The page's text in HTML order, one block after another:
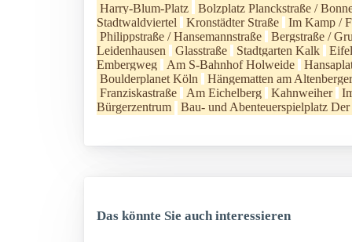
Harry-Blum-Platz
Bolzplatz Planckstraße /
Stadtwaldviertel
Kronstädter Straße
Im Kamp /
Philippstraße / Hansemannstraße
Bergstraße /
Leidenhausen
Glasstraße Stadtgarten Kalk
Embergweg
Am S-Bahnhof Holweide
Boulderplanet Köln
Hängematten am
Franziskastraße
Am Eichelberg Kahnweiher
Bürgerzentrum
Bau- und Abenteuerspielplatz
Das könnte Sie auch interessieren